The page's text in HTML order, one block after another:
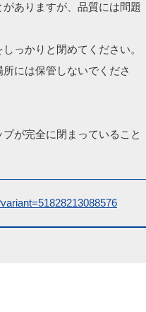
ありますが、品質には問題
っかりと閉めてください。
には保管しないでくださ
が完全に閉まっていること